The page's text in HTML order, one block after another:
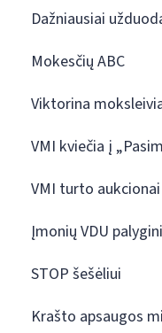
Dažniausiai
Mokesčių ABC
Viktorina
VMI kviečia į
VMI turto aukcionai
Įmonių VDU
STOP šešėliui
Krašto apsaugos